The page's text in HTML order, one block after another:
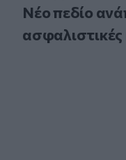
Νέο πεδίο